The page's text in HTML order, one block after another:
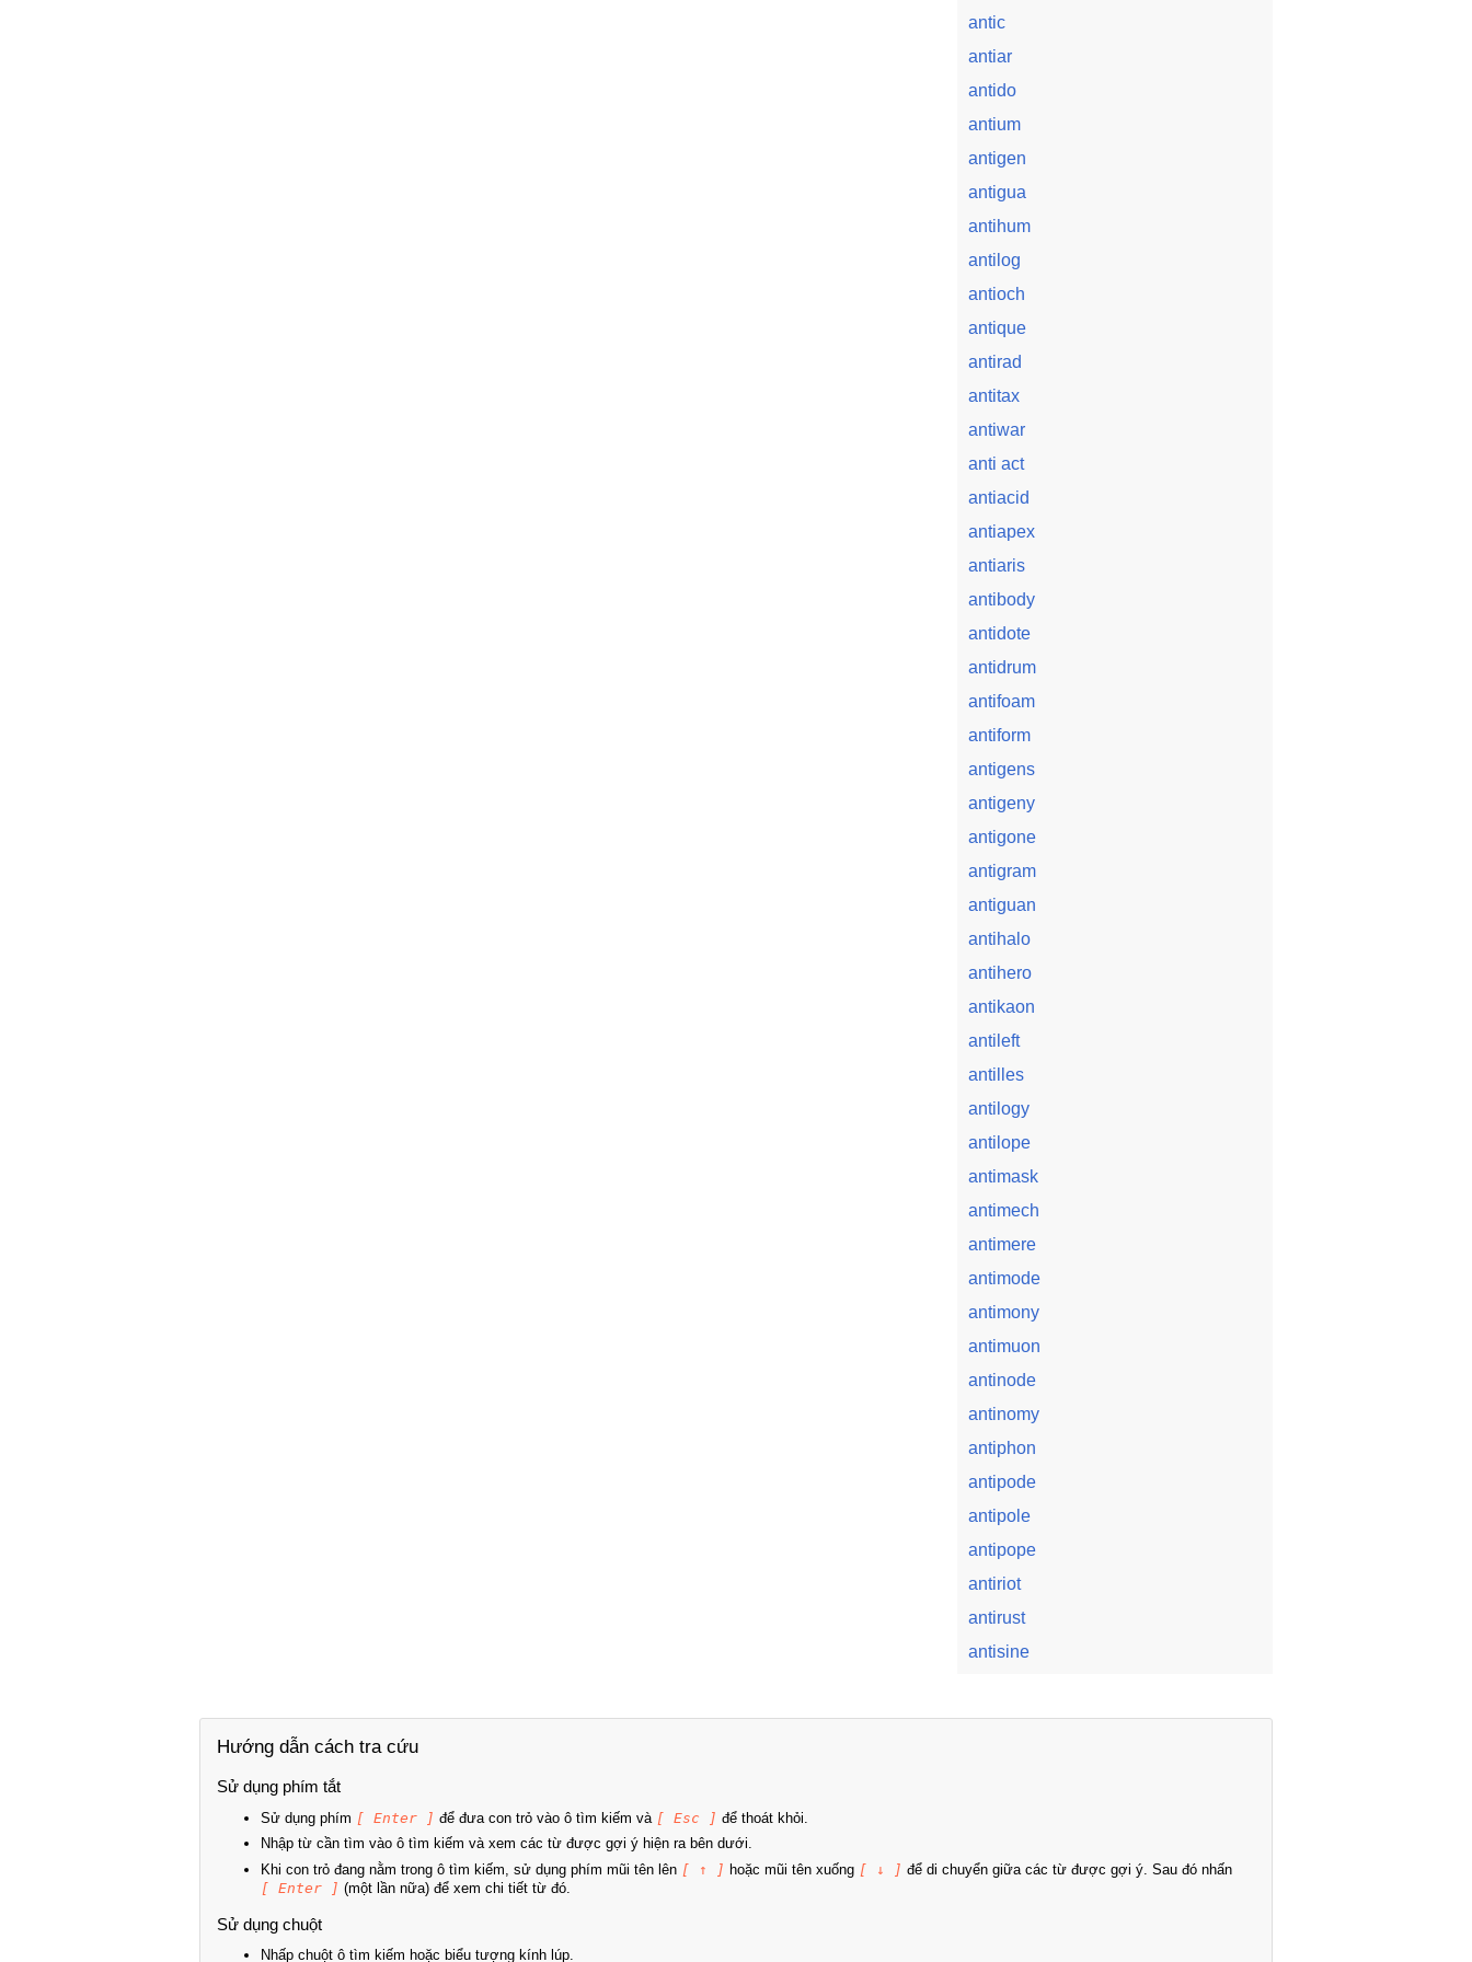
antic
antiar
antido
antium
antigen
antigua
antihum
antilog
antioch
antique
antirad
antitax
antiwar
anti act
antiacid
antiapex
antiaris
antibody
antidote
antidrum
antifoam
antiform
antigens
antigeny
antigone
antigram
antiguan
antihalo
antihero
antikaon
antileft
antilles
antilogy
antilope
antimask
antimech
antimere
antimode
antimony
antimuon
antinode
antinomy
antiphon
antipode
antipole
antipope
antiriot
antirust
antisine
Hướng dẫn cách tra cứu
Sử dụng phím tắt
Sử dụng phím [ Enter ] để đưa con trỏ vào ô tìm kiếm và [ Esc ] để thoát khỏi.
Nhập từ cần tìm vào ô tìm kiếm và xem các từ được gợi ý hiện ra bên dưới.
Khi con trỏ đang nằm trong ô tìm kiếm, sử dụng phím mũi tên lên [ ↑ ] hoặc mũi tên xuống [ ↓ ] để di chuyển giữa các từ được gợi ý. Sau đó nhấn
[ Enter ] (một lần nữa) để xem chi tiết từ đó.
Sử dụng chuột
Nhấp chuột ô tìm kiếm hoặc biểu tượng kính lúp.